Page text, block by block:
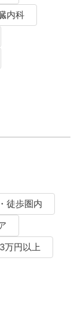
内科
徒歩圏内
万円以上